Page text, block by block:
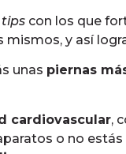
tips con los que
y así
unas piernas
cardiovascular,
o no